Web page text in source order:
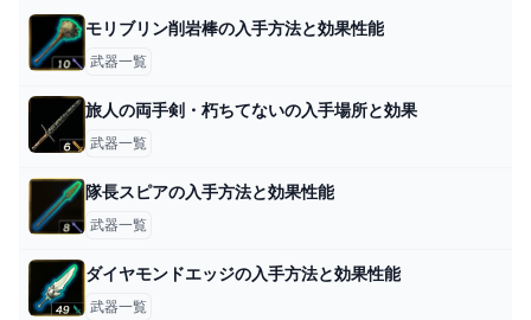
モリブリン削岩棒の入手方法と効果性能
武器一覧
旅人の両手剣・朽ちてないの入手場所と効果
武器一覧
隊長スピアの入手方法と効果性能
武器一覧
ダイヤモンドエッジの入手方法と効果性能
武器一覧